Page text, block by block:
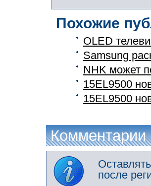
Похожие
OLED
Samsung
NHK может
15EL9500
15EL9500
Комментарии
после